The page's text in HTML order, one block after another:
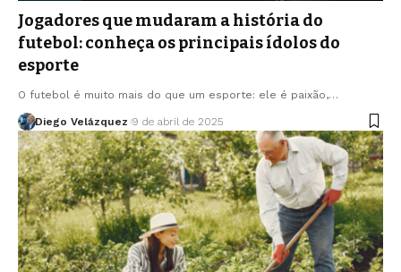
Jogadores que mudaram a história do
futebol: conheça os principais ídolos do
esporte
O futebol é muito mais do que um esporte: ele é paixão,…
Diego Velázquez 9 de abril de 2025